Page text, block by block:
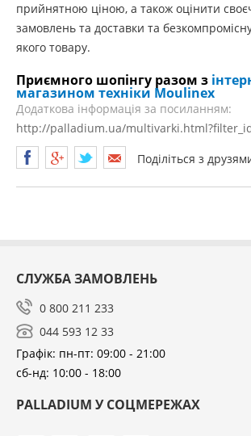
прийнятною ціною, а також оцінити
замовлень та доставки та
якого товару.
Приємного шопінгу разом з
магазином техніки Moulinex
Додаткова інформація за посиланням:
http://palladium.ua/
Поділіться з
СЛУЖБА ЗАМОВЛЕНЬ
0 800 211 233
044 593 12 33
Графік: пн-пт: 09:00 - 21:00
сб-нд: 10:00 - 18:00
PALLADIUM У СОЦМЕРЕЖАХ